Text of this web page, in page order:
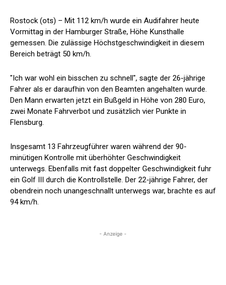
Rostock (ots) – Mit 112 km/h wurde ein Audifahrer heute
Vormittag in der Hamburger Straße, Höhe Kunsthalle
gemessen. Die zulässige Höchstgeschwindigkeit in diesem
Bereich beträgt 50 km/h.
"Ich war wohl ein bisschen zu schnell", sagte der 26-jährige
Fahrer als er daraufhin von den Beamten angehalten wurde.
Den Mann erwarten jetzt ein Bußgeld in Höhe von 280 Euro,
zwei Monate Fahrverbot und zusätzlich vier Punkte in
Flensburg.
Insgesamt 13 Fahrzeugführer waren während der 90-
minütigen Kontrolle mit überhöhter Geschwindigkeit
unterwegs. Ebenfalls mit fast doppelter Geschwindigkeit fuhr
ein Golf III durch die Kontrollstelle. Der 22-jährige Fahrer, der
obendrein noch unangeschnallt unterwegs war, brachte es auf
94 km/h.
- Anzeige -